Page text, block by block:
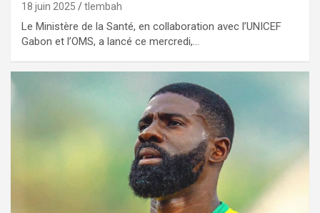
18 juin 2025 tlembah
Le Ministère de la Santé, en collaboration avec l’UNICEF
Gabon et l’OMS, a lancé ce mercredi,…